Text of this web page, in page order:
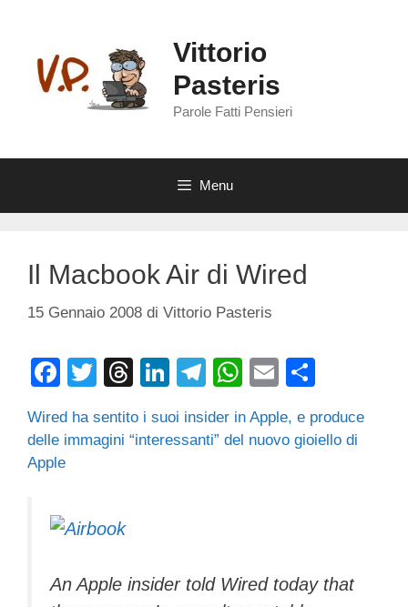
contenuto
Vittorio
Pasteris
Parole Fatti Pensieri
Menu
Il Macbook Air di Wired
15 Gennaio 2008 di Vittorio Pasteris
F
c
e
o
o
k
T
tt
er
T
e
Li
k
T
e
W
at
E
ail n
Wired ha sentito i suoi insider in Apple, e produce
delle immagini “interessanti” del nuovo gioiello di
Apple
An Apple insider told Wired today that